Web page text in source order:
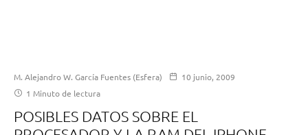
M. Alejandro W. García Fuentes (Esfera)
10 junio, 2009
1 Minuto de lectura
POSIBLES DATOS SOBRE EL